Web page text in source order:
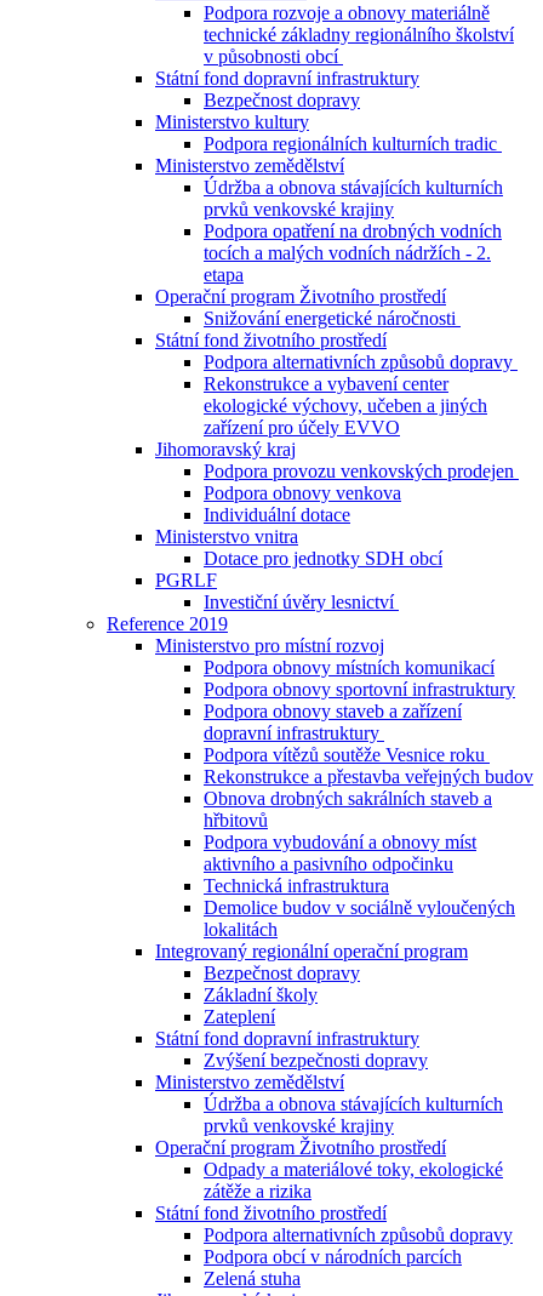
Podpora rozvoje a obnovy materiálně
technické základny regionálního školství
v působnosti obcí
Státní fond dopravní infrastruktury
Bezpečnost dopravy
Ministerstvo kultury
Podpora regionálních kulturních tradic
Ministerstvo zemědělství
Údržba a obnova stávajících kulturních
prvků venkovské krajiny
Podpora opatření na drobných vodních
tocích a malých vodních nádržích - 2.
etapa
Operační program Životního prostředí
Snižování energetické náročnosti
Státní fond životního prostředí
Podpora alternativních způsobů dopravy
Rekonstrukce a vybavení center
ekologické výchovy, učeben a jiných
zařízení pro účely EVVO
Jihomoravský kraj
Podpora provozu venkovských prodejen
Podpora obnovy venkova
Individuální dotace
Ministerstvo vnitra
Dotace pro jednotky SDH obcí
PGRLF
Investiční úvěry lesnictví
Reference 2019
Ministerstvo pro místní rozvoj
Podpora obnovy místních komunikací
Podpora obnovy sportovní infrastruktury
Podpora obnovy staveb a zařízení
dopravní infrastruktury
Podpora vítězů soutěže Vesnice roku
Rekonstrukce a přestavba veřejných budov
Obnova drobných sakrálních staveb a
hřbitovů
Podpora vybudování a obnovy míst
aktivního a pasivního odpočinku
Technická infrastruktura
Demolice budov v sociálně vyloučených
lokalitách
Integrovaný regionální operační program
Bezpečnost dopravy
Základní školy
Zateplení
Státní fond dopravní infrastruktury
Zvýšení bezpečnosti dopravy
Ministerstvo zemědělství
Údržba a obnova stávajících kulturních
prvků venkovské krajiny
Operační program Životního prostředí
Odpady a materiálové toky, ekologické
zátěže a rizika
Státní fond životního prostředí
Podpora alternativních způsobů dopravy
Podpora obcí v národních parcích
Zelená stuha